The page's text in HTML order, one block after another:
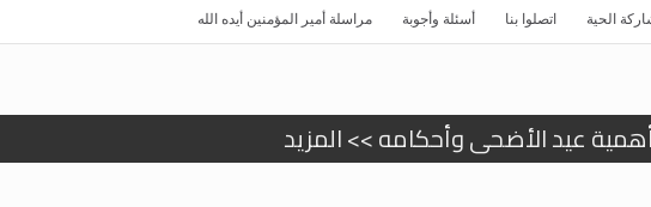
الحية اتصلوا بنا أسئلة وأجوبة مراسلة أمير المؤمنين أيده الله
عيد الأضحى وأحكامه >> المزيد